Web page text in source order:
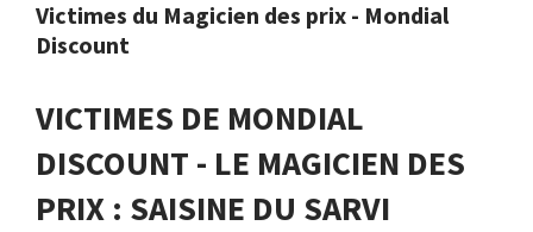
Victimes du Magicien des prix - Mondial
Discount
VICTIMES DE MONDIAL
DISCOUNT - LE MAGICIEN DES
PRIX : SAISINE DU SARVI